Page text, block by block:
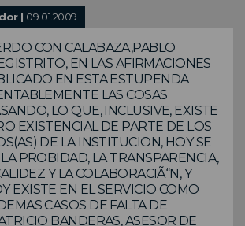
| 09.01.2009
CON CALABAZA,PABLO
EN LAS AFIRMACIONES
EN ESTA ESTUPENDA
LAS COSAS
LO QUE, INCLUSIVE, EXISTE
EXISTENCIAL DE PARTE DE LOS
DE LA INSTITUCION, HOY SE
PROBIDAD, LA TRANSPARENCIA,
Y LA COLABORACIÃ“N, Y
EXISTE EN EL SERVICIO COMO
CASOS DE FALTA DE
BANDERAS, ASESOR DE